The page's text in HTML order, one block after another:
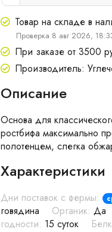
Товар на складе в
Проверка 8 авг 2026,
При заказе от 3500
Производитель:
Описание
Основа для
ростбифа максимально
полотенцем, слегка
Характеристики
Дни поставок с фермы:
говядина
Органик: Да
годности: 15 суток